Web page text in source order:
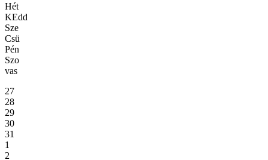
Hét
KEdd
Sze
Csü
Pén
Szo
vas
27
28
29
30
31
1
2